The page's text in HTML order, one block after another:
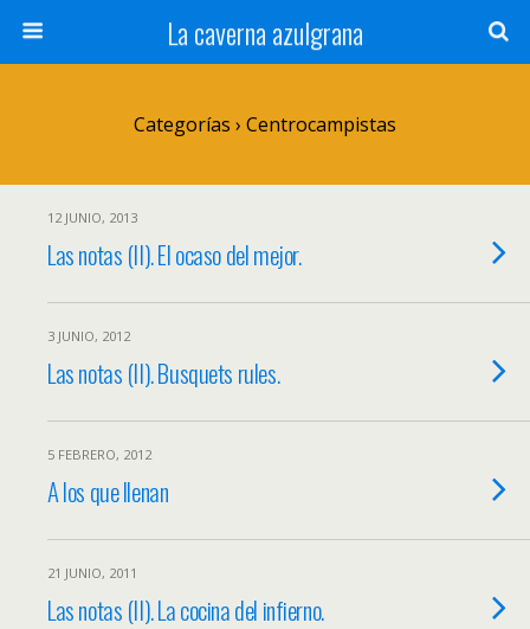
La caverna azulgrana
Categorías › Centrocampistas
12 JUNIO, 2013
Las notas (II). El ocaso del mejor.
3 JUNIO, 2012
Las notas (II). Busquets rules.
5 FEBRERO, 2012
A los que llenan
21 JUNIO, 2011
Las notas (II). La cocina del infierno.